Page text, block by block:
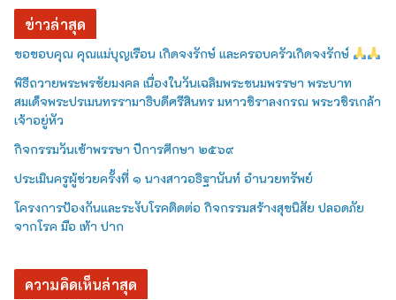
ข่าวล่าสุด
ขอขอบคุณ คุณแม่บุญเรือน เกิดจงรักษ์ และครอบครัวเกิดจงรักษ์
พิธีถวายพระพรชัยมงคล เนื่องในวันเฉลิมพระชนมพรรษา พระบาท
สมเด็จพระปรเมนทรรามาธิบดีศรีสินทร มหาวชิราลงกรณ พระวชิรเกล้า
เจ้าอยู่หัว
กิจกรรมวันเข้าพรรษา ปีการศึกษา ๒๕๖๙
ประเมินครูผู้ช่วยครั้งที่ ๑ นางสาวอธิฐานันท์ อำนวยทรัพย์
โครงการป้องกันและระงับโรคติดต่อ กิจกรรมสร้างสุขนิสัย ปลอดภัย
จากโรค มือ เท้า ปาก
ความคิดเห็นล่าสุด